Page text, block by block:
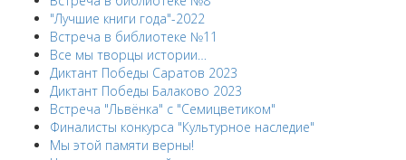
"Лучшие книги года"-2022
Встреча в библиотеке №11
Все мы творцы истории…
Диктант Победы Саратов 2023
Диктант Победы Балаково 2023
Встреча "Львёнка" с "Семицветиком"
Финалисты конкурса "Культурное наследие"
Мы этой памяти верны!